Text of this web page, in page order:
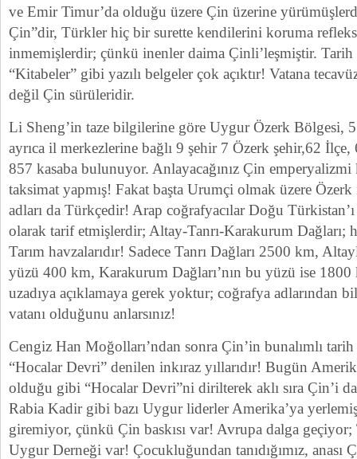
ve Emir Timur’da olduğu üzere Çin üzerine
Çin”dir, Türkler hiç bir surette kendilerini koruma
inmemişlerdir; çünkü inenler daima Çinli’leşmiştir.
“Kitabeler” gibi yazılı belgeler çok açıktır! Vatana
değil Çin sürüleridir.
Li Sheng’in taze bilgilerine göre Uygur Özerk Bölgesi,
ayrıca il merkezlerine bağlı 9 şehir 7 Özerk şehir,62
857 kasaba bulunuyor. Anlayacağınız Çin
taksimat yapmış! Fakat başta Urumçi olmak üzere
adları da Türkçedir! Arap coğrafyacılar Doğu
olarak tarif etmişlerdir; Altay-Tanrı-Karakurum Dağları;
Tarım havzalarıdır! Sadece Tanrı Dağları 2500 km,
yüzü 400 km, Karakurum Dağları’nın bu yüzü ise 1800
uzadıya açıklamaya gerek yoktur; coğrafya adlarından
vatanı olduğunu anlarsınız!
Cengiz Han Moğolları’ndan sonra Çin’in bunalımlı
“Hocalar Devri” denilen inkıraz yıllarıdır! Bugün
olduğu gibi “Hocalar Devri”ni dirilterek aklı sıra Çin’i
Rabia Kadir gibi bazı Uygur liderler Amerika’ya
giremiyor, çünkü Çin baskısı var! Avrupa dalga
Uygur Derneği var! Çocukluğundan tanıdığımız, anası